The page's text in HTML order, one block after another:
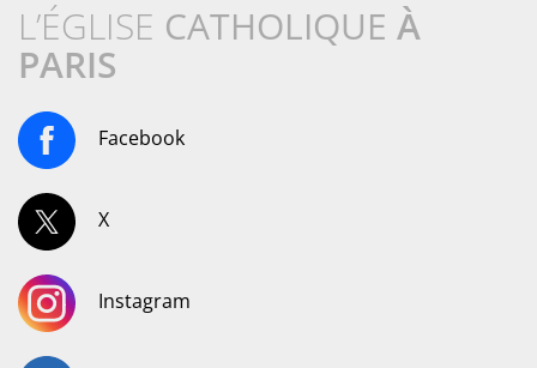
L’ÉGLISE CATHOLIQUE À
PARIS
Facebook
X
Instagram